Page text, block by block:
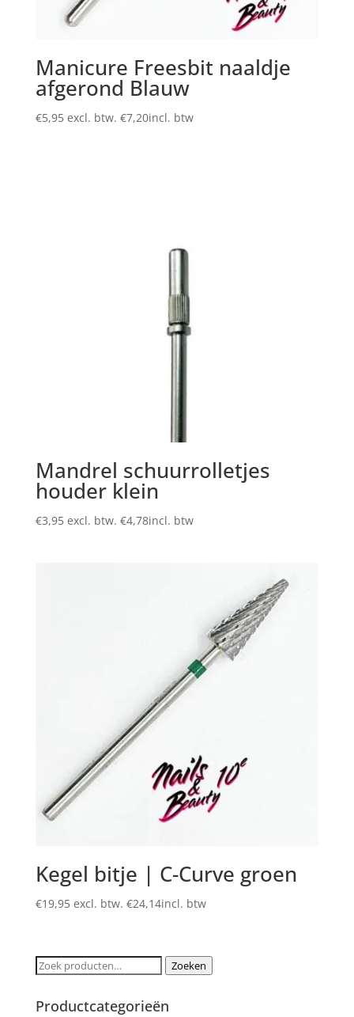
Manicure Freesbit naaldje
afgerond Blauw
€5,95 excl. btw. €7,20incl. btw
Mandrel schuurrolletjes
houder klein
€3,95 excl. btw. €4,78incl. btw
Kegel bitje | C-Curve groen
€19,95 excl. btw. €24,14incl. btw
Zoeken
Zoeken
Productcategorieën